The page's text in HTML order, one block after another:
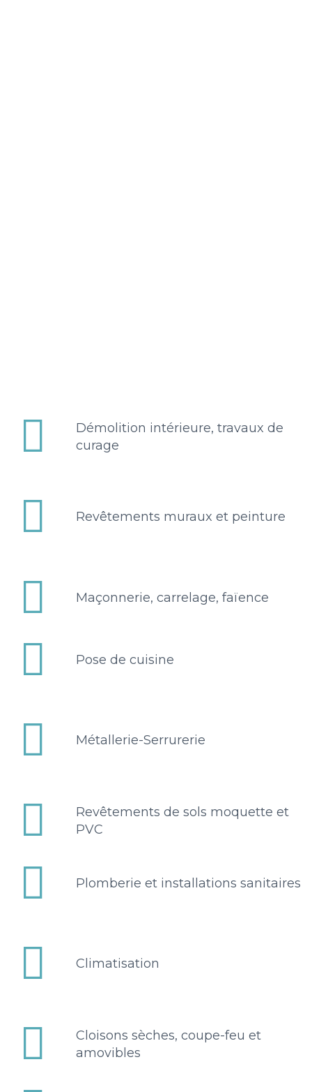


Démolition intérieure, travaux de
curage

 Revêtements muraux et peinture

 Maçonnerie, carrelage, faïence

 Pose de cuisine

 Métallerie-Serrurerie


Revêtements de sols moquette et
PVC

 Plomberie et installations sanitaires

 Climatisation


Cloisons sèches, coupe-feu et
amovibles